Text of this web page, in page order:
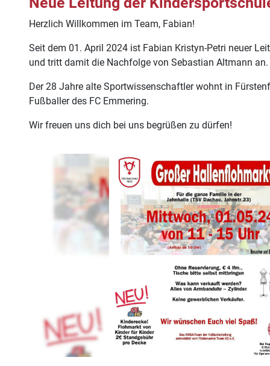
Herzlich Willkommen im Team, Fabian!
Seit dem 01. April 2024 ist Fabian Kristyn-Petri neuer
und tritt damit die Nachfolge von Sebastian Altmann an.
Der 28 Jahre alte Sportwissenschaftler wohnt in
Fußballer des FC Emmering.
Wir freuen uns dich bei uns begrüßen zu dürfen!